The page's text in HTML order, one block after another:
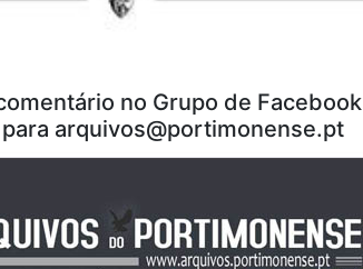
no Grupo de Facebook
arquivos@portimonense.pt